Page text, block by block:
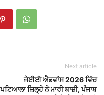
Next article
ਜੇਈਈ ਐਡਵਾਂਸ 2026 ਵਿੱਚ
ਪਟਿਆਲਾ ਜ਼ਿਲ੍ਹੇ ਨੇ ਮਾਰੀ ਬਾਜ਼ੀ, ਪੰਜਾਬ